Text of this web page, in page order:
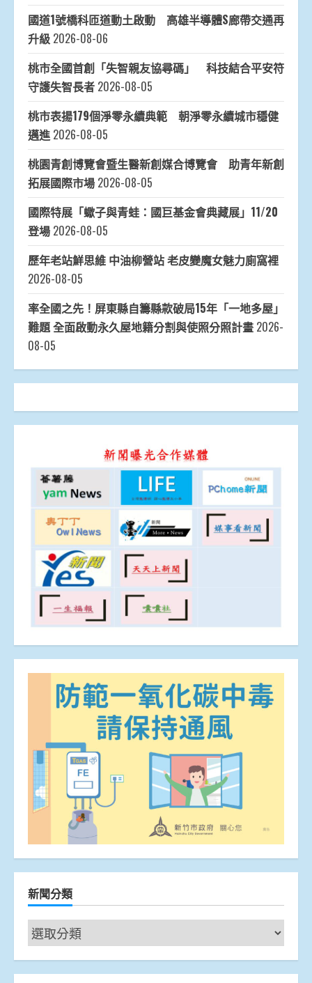
國道1號橋科匝道動土啟動 高雄半導體S廊帶交通再
升級 2026-08-06
桃市全國首創「失智親友協尋碼」 科技結合平安符
守護失智長者 2026-08-05
桃市表揚179個淨零永續典範 朝淨零永續城市穩健
邁進 2026-08-05
桃園青創博覽會暨生醫新創媒合博覽會 助青年新創
拓展國際市場 2026-08-05
國際特展「蠍子與青蛙：國巨基金會典藏展」11/20
登場 2026-08-05
歷年老站鮮思維 中油柳營站 老皮變魔女魅力廁窩裡
2026-08-05
率全國之先！屏東縣自籌縣款破局15年「一地多屋」
難題 全面啟動永久屋地籍分割與使照分照計畫 2026-
08-05
新聞分類
新
聞
分